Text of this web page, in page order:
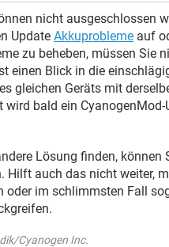
nicht ausgeschlossen
Update Akkuprobleme auf
zu beheben, müssen Sie
einen Blick in die
gleichen Geräts mit
wird bald ein
Lösung finden,
Hilft auch das nicht weiter,
oder im schlimmsten Fall
Cyanogen Inc.